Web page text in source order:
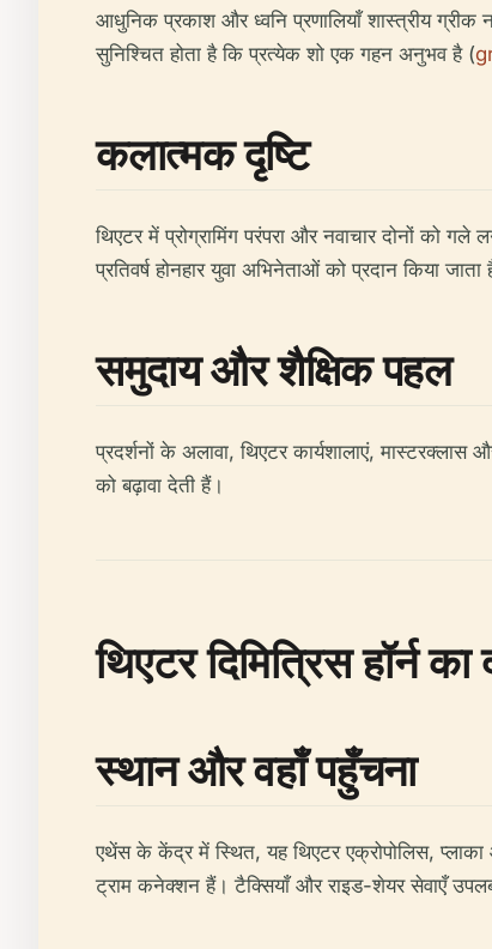
आधुनिक प्रकाश और ध्वनि प्रणालियाँ शास्त्रीय
सुनिश्चित होता है कि प्रत्येक शो एक गहन अनुभव है (
कलात्मक दृष्टि
थिएटर में प्रोग्रामिंग परंपरा और नवाचार दोनों को
प्रतिवर्ष होनहार युवा अभिनेताओं को प्रदान किया
समुदाय और शैक्षिक पहल
प्रदर्शनों के अलावा, थिएटर कार्यशालाएं,
को बढ़ावा देती हैं।
थिएटर दिमित्रिस हॉर्न का
स्थान और वहाँ पहुँचना
एथेंस के केंद्र में स्थित, यह थिएटर एक्रोपोलिस,
ट्राम कनेक्शन हैं। टैक्सियाँ और राइड-शेयर सेवाएँ